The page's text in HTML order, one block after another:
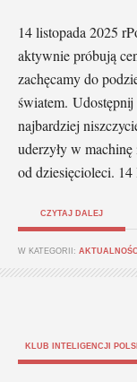
14 listopada 2025
aktywnie próbują
zachęcamy do
światem. Udostępnij
najbardziej
uderzyły w
od dziesięcioleci.
CZYTAJ DALEJ
W KATEGORII: AKTUALNOŚCI
KLUB INTELIGENCJI